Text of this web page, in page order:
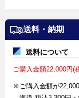
送料・納期
送料について
ご購入金額22,000円(
※ご購入金額が